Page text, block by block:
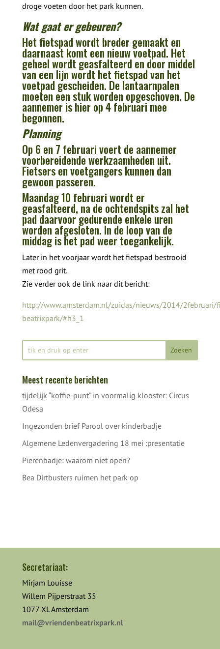
droge voeten door het park kunnen.
Wat gaat er gebeuren?
Het fietspad wordt breder gemaakt en
daarnaast komt een nieuw voetpad. Het
geheel wordt geasfalteerd en door middel
van een lijn wordt het fietspad van het
voetpad gescheiden. De lantaarnpalen
moeten een stuk worden opgeschoven. De
aannemer is hier op 4 februari mee
begonnen.
Planning
Op 6 en 7 februari voert de aannemer
voorbereidende werkzaamheden uit.
Fietsers en voetgangers kunnen dan
gewoon passeren.
Maandag 10 februari wordt er
geasfalteerd, na de ochtendspits zal het
pad daarvoor gedurende enkele uren
worden afgesloten. In de loop van de
middag is het pad weer toegankelijk.
Later in het voorjaar wordt het fietspad bestrooid
met rood grit.
Zie verder ook de link naar dit bericht:
http://www.amsterdam.nl/zuidas/nieuws/2014/2februari/
beatrixpark/#h3_1
Meest recente berichten
tijdelijk “koffie-punt” in voormalig klooster: Circus
Odesa
Ingezonden brief Parool over kinderbadje
Algemene Ledenvergadering 18 mei :presentatie
Pierenbadje: waarom niet open?
Bea Dirtbusters ruimen het park op
Secretariaat:
Mirjam Louisse
Willem Pijperstraat 35
1077 XL Amsterdam
mail@vriendenbeatrixpark.nl